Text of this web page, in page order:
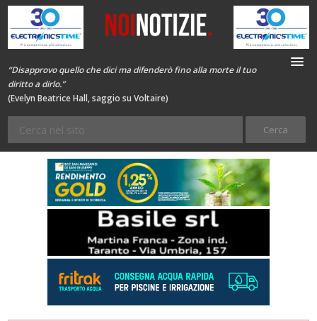
“Disapprovo quello che dici ma difenderò fino alla morte il tuo
diritto a dirlo.”
(Evelyn Beatrice Hall, saggio su Voltaire)